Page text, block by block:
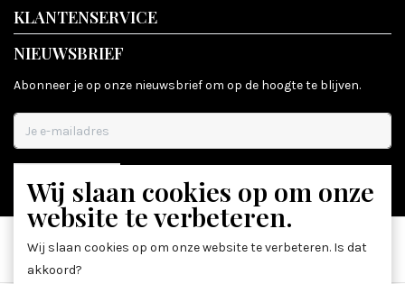
KLANTENSERVICE
NIEUWSBRIEF
Abonneer je op onze nieuwsbrief om op de hoogte te blijven.
ABONNEER
Wij slaan cookies op om onze
website te verbeteren.
Wij slaan cookies op om onze website te verbeteren. Is dat
akkoord?